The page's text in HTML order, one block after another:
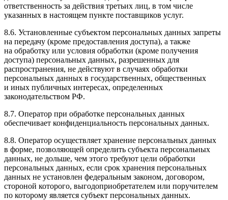
ответственность за действия третьих лиц, в том числе
указанных в настоящем пункте поставщиков услуг.
8.6. Установленные субъектом персональных данных запреты
на передачу (кроме предоставления доступа), а также
на обработку или условия обработки (кроме получения
доступа) персональных данных, разрешенных для
распространения, не действуют в случаях обработки
персональных данных в государственных, общественных
и иных публичных интересах, определенных
законодательством РФ.
8.7. Оператор при обработке персональных данных
обеспечивает конфиденциальность персональных данных.
8.8. Оператор осуществляет хранение персональных данных
в форме, позволяющей определить субъекта персональных
данных, не дольше, чем этого требуют цели обработки
персональных данных, если срок хранения персональных
данных не установлен федеральным законом, договором,
стороной которого, выгодоприобретателем или поручителем
по которому является субъект персональных данных.